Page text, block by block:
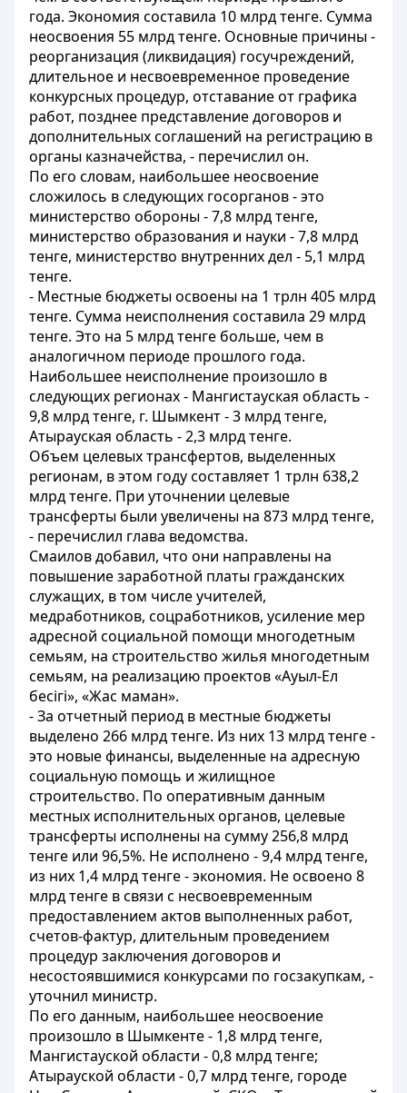
года. Экономия составила 10 млрд тенге. Сумма
неосвоения 55 млрд тенге. Основные причины -
реорганизация (ликвидация) госучреждений,
длительное и несвоевременное проведение
конкурсных процедур, отставание от графика
работ, позднее представление договоров и
дополнительных соглашений на регистрацию в
органы казначейства, - перечислил он.
По его словам, наибольшее неосвоение
сложилось в следующих госорганов - это
министерство обороны - 7,8 млрд тенге,
министерство образования и науки - 7,8 млрд
тенге, министерство внутренних дел - 5,1 млрд
тенге.
- Местные бюджеты освоены на 1 трлн 405 млрд
тенге. Сумма неисполнения составила 29 млрд
тенге. Это на 5 млрд тенге больше, чем в
аналогичном периоде прошлого года.
Наибольшее неисполнение произошло в
следующих регионах - Мангистауская область -
9,8 млрд тенге, г. Шымкент - 3 млрд тенге,
Атырауская область - 2,3 млрд тенге.
Объем целевых трансфертов, выделенных
регионам, в этом году составляет 1 трлн 638,2
млрд тенге. При уточнении целевые
трансферты были увеличены на 873 млрд тенге,
- перечислил глава ведомства.
Смаилов добавил, что они направлены на
повышение заработной платы гражданских
служащих, в том числе учителей,
медработников, соцработников, усиление мер
адресной социальной помощи многодетным
семьям, на строительство жилья многодетным
семьям, на реализацию проектов «Ауыл-Ел
бесігі», «Жас маман».
- За отчетный период в местные бюджеты
выделено 266 млрд тенге. Из них 13 млрд тенге -
это новые финансы, выделенные на адресную
социальную помощь и жилищное
строительство. По оперативным данным
местных исполнительных органов, целевые
трансферты исполнены на сумму 256,8 млрд
тенге или 96,5%. Не исполнено - 9,4 млрд тенге,
из них 1,4 млрд тенге - экономия. Не освоено 8
млрд тенге в связи с несвоевременным
предоставлением актов выполненных работ,
счетов-фактур, длительным проведением
процедур заключения договоров и
несостоявшимися конкурсами по госзакупкам, -
уточнил министр.
По его данным, наибольшее неосвоение
произошло в Шымкенте - 1,8 млрд тенге,
Мангистауской области - 0,8 млрд тенге;
Атырауской области - 0,7 млрд тенге, городе